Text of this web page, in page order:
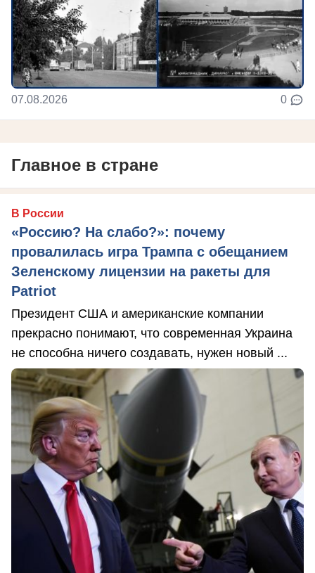
07.08.2026 0
Главное в стране
В России
«Россию? На слабо?»: почему
провалилась игра Трампа с обещанием
Зеленскому лицензии на ракеты для
Patriot
Президент США и американские компании
прекрасно понимают, что современная Украина
не способна ничего создавать, нужен новый ...